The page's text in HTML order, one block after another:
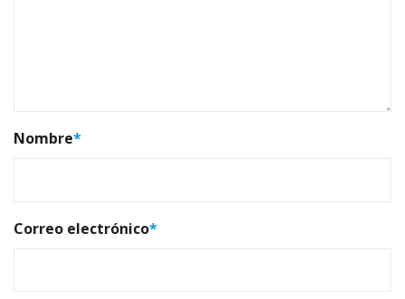
Nombre*
Correo electrónico*